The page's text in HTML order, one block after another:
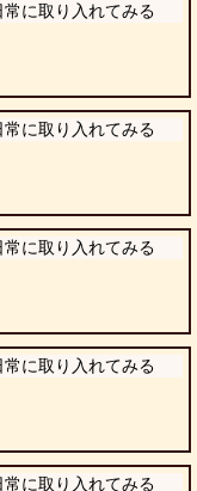
常に取り入れてみる
常に取り入れてみる
常に取り入れてみる
常に取り入れてみる
常に取り入れてみる